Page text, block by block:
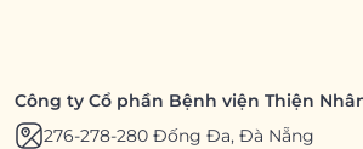
Công ty Cổ phần Bệnh viện Thiện
276-278-280 Đống Đa, Đà Nẵng